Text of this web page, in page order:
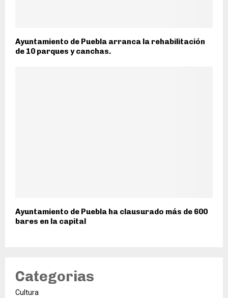
Ayuntamiento de Puebla arranca la rehabilitación
de 10 parques y canchas.
Ayuntamiento de Puebla ha clausurado más de 600
bares en la capital
Categorias
Cultura